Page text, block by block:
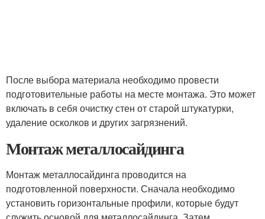
После выбора материала необходимо провести
подготовительные работы на месте монтажа. Это может
включать в себя очистку стен от старой штукатурки,
удаление осколков и других загрязнений.
Монтаж металлосайдинга
Монтаж металлосайдинга проводится на
подготовленной поверхности. Сначала необходимо
установить горизонтальные профили, которые будут